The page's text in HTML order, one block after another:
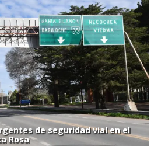
de seguridad vial en el
Rosa